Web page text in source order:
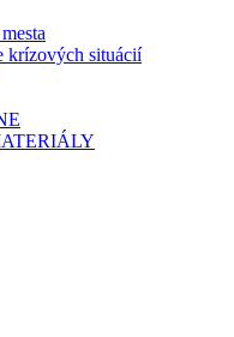
krízových situácií